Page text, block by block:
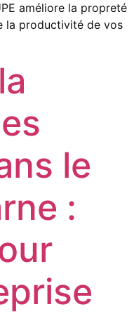
améliore la propreté
la productivité de vos
le
: